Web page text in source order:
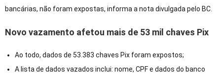
bancárias, não foram expostas, informa a nota divulgada pelo BC.
Novo vazamento afetou mais de 53 mil chaves Pix
Ao todo, dados de 53.383 chaves Pix foram expostos;
A lista de dados vazados inclui: nome, CPF e dados do banco